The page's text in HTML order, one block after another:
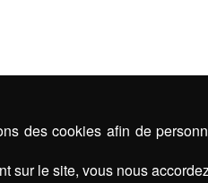
des cookies afin de
sur le site, vous nous